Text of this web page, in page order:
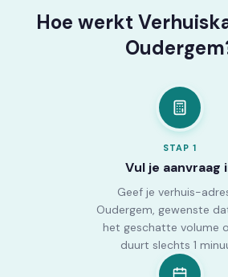
Hoe werkt
STAP1
Vul je aanvraag
Geef je verhuis-
Oudergem, gewenste
het geschatte volume
duurt slechts 1